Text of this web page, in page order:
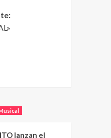
lanzan el